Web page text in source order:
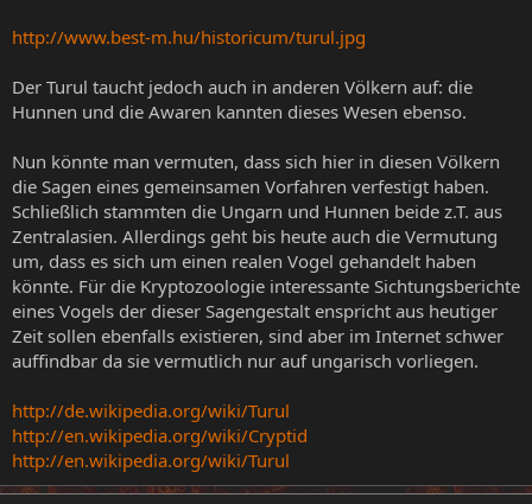
http://www.best-m.hu/historicum/turul.jpg
Der Turul taucht jedoch auch in anderen Völkern auf: die
Hunnen und die Awaren kannten dieses Wesen ebenso.
Nun könnte man vermuten, dass sich hier in diesen Völkern
die Sagen eines gemeinsamen Vorfahren verfestigt haben.
Schließlich stammten die Ungarn und Hunnen beide z.T. aus
Zentralasien. Allerdings geht bis heute auch die Vermutung
um, dass es sich um einen realen Vogel gehandelt haben
könnte. Für die Kryptozoologie interessante Sichtungsberichte
eines Vogels der dieser Sagengestalt enspricht aus heutiger
Zeit sollen ebenfalls existieren, sind aber im Internet schwer
auffindbar da sie vermutlich nur auf ungarisch vorliegen.
http://de.wikipedia.org/wiki/Turul
http://en.wikipedia.org/wiki/Cryptid
http://en.wikipedia.org/wiki/Turul